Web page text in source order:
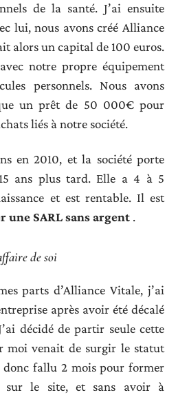
de la santé. J’ai ensuite
lui, nous avons créé Alliance
alors un capital de 100 euros.
notre propre équipement
personnels. Nous avons
un prêt de 50 000€ pour
liés à notre société.
en 2010, et la société porte
ans plus tard. Elle a 4 à 5
et est rentable. Il est
une SARL sans argent .
de soi
parts d’Alliance Vitale, j’ai
après avoir été décalé
décidé de partir seule cette
moi venait de surgir le statut
donc fallu 2 mois pour former
sur le site, et sans avoir à